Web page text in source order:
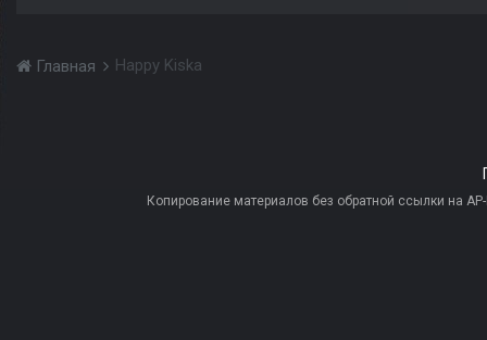
Главная Happy Kiska
Копирование материалов без обратной ссылки на